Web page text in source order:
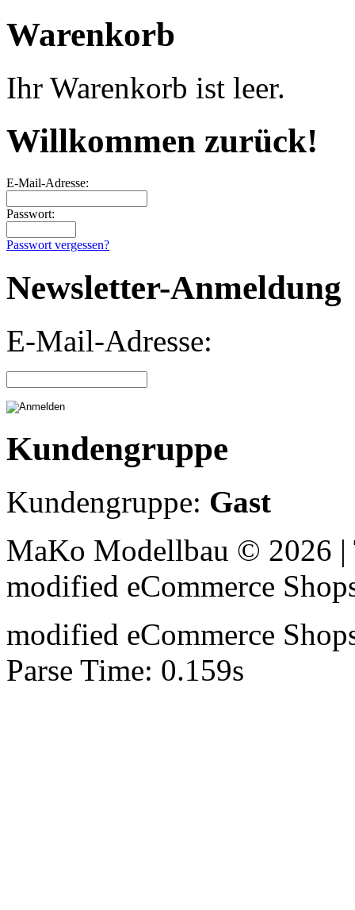
Warenkorb
Ihr Warenkorb ist leer.
Willkommen zurück!
E-Mail-Adresse:
Passwort:
Passwort vergessen?
Newsletter-Anmeldung
E-Mail-Adresse:
Kundengruppe
Kundengruppe: Gast
MaKo Modellbau © 2026
modified eCommerce
modified eCommerce
Parse Time: 0.159s